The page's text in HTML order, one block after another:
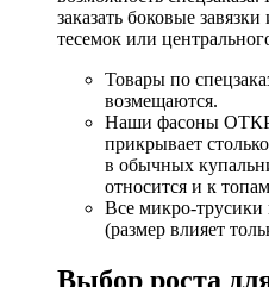
заказать боковые
тесемок или
Товары по
возмещаются.
Наши фасоны
прикрывает
в обычных
относится и к
Все микро-
(размер влияет
Выбор роста